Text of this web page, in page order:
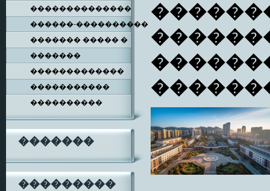
��������������
������-����������
������� ����� �
�������
�������������
�����������
����������
�������
���������